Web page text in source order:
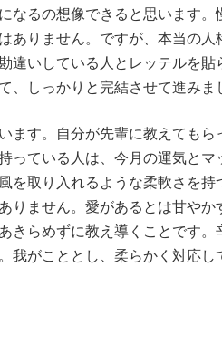
なるの想像できると思います
ありません。ですが、本当の人
違いしている人とレッテルを貼
、しっかりと完結させて進みま
ます。自分が先輩に教えても
っている人は、今月の運気と
を取り入れるような柔軟さを
りません。愛があるとは甘や
きらめずに教え導くことです。
我がこととし、柔らかく対応し